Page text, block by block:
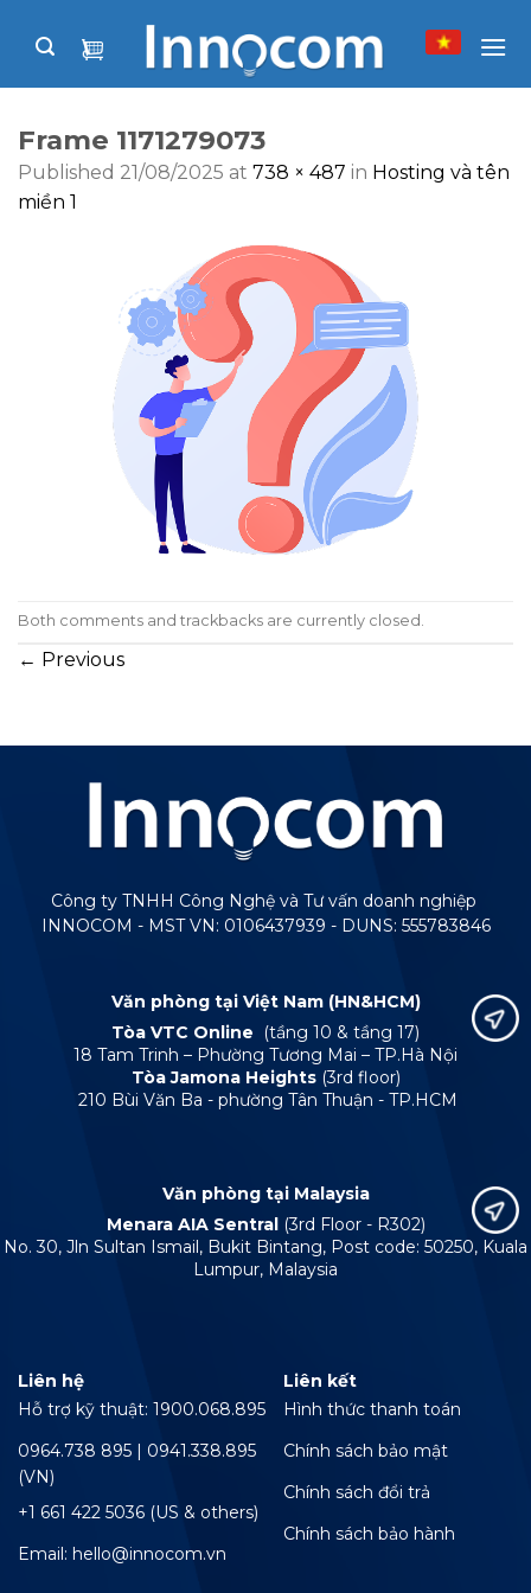
Frame 1171279073
Published 21/08/2025 at 738 × 487 in Hosting và tên
miền 1
Both comments and trackbacks are currently closed.
← Previous
Công ty TNHH Công Nghệ và Tư vấn doanh nghiệp
INNOCOM - MST VN: 0106437939 - DUNS: 555783846
Văn phòng tại Việt Nam (HN&HCM)
Tòa VTC Online
(tầng 10 & tầng 17)
18 Tam Trinh – Phường Tương Mai – TP.Hà Nội
Tòa Jamona Heights (3rd floor)
210 Bùi Văn Ba - phường Tân Thuận - TP.HCM
Văn phòng tại Malaysia
Menara AIA Sentral (3rd Floor - R302)
No. 30, Jln Sultan Ismail, Bukit Bintang, Post code: 50250, Kuala
Lumpur, Malaysia
Liên hệ
Hỗ trợ kỹ thuật: 1900.068.895
0964.738 895 | 0941.338.895
(VN)
+1 661 422 5036 (US & others)
Email: hello@innocom.vn
Liên kết
Hình thức thanh toán
Chính sách bảo mật
Chính sách đổi trả
Chính sách bảo hành